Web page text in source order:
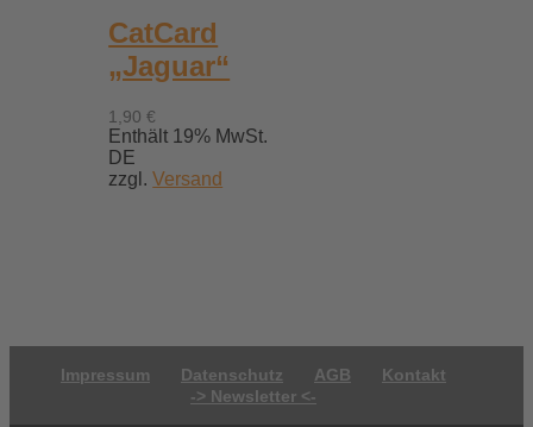
CatCard
„Jaguar“
1,90€
Enthält 19% MwSt.
DE
zzgl.Versand
Impressum Datenschutz AGB
Kontakt
-> Newsletter <-